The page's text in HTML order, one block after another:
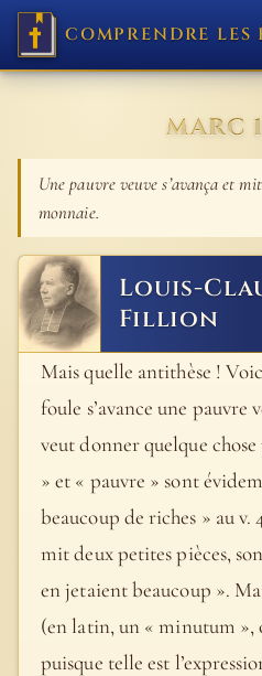
COMPRENDRE LES
MARC
Une pauvre veuve s’avança et
monnaie.
Louis-
Fillion
Mais quelle antithèse !
foule s’avance une pauvre
veut donner quelque
» et « pauvre » sont
beaucoup de riches » au v.
mit deux petites pièces,
en jetaient beaucoup ».
(en latin, un « minutum
puisque telle est